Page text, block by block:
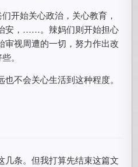
开始关心政治，关心教育，
安，……。辣妈们则开始担心
审视周遭的一切，努力作出改
。
不会关心生活到这种程度。
几条。但我打算先结束这篇文